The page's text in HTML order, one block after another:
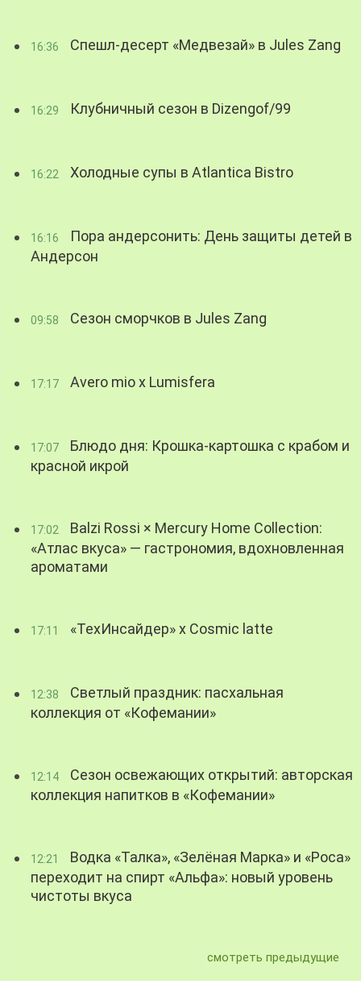
16:36 Спешл-десерт «Медвезай» в Jules Zang
16:29 Клубничный сезон в Dizengof/99
16:22 Холодные супы в Atlantica Bistro
16:16
Пора андерсонить: День защиты детей в
Андерсон
09:58 Сезон сморчков в Jules Zang
17:17 Avero mio x Lumisfera
17:07
Блюдо дня: Крошка-картошка с крабом и
красной икрой
17:02
Balzi Rossi × Mercury Home Collection:
«Атлас вкуса» — гастрономия, вдохновленная
ароматами
17:11 «ТехИнсайдер» х Cosmic latte
12:38
Светлый праздник: пасхальная
коллекция от «Кофемании»
12:14
Сезон освежающих открытий: авторская
коллекция напитков в «Кофемании»
12:21
Водка «Талка», «Зелёная Марка» и «Роса»
переходит на спирт «Альфа»: новый уровень
чистоты вкуса
смотреть предыдущие